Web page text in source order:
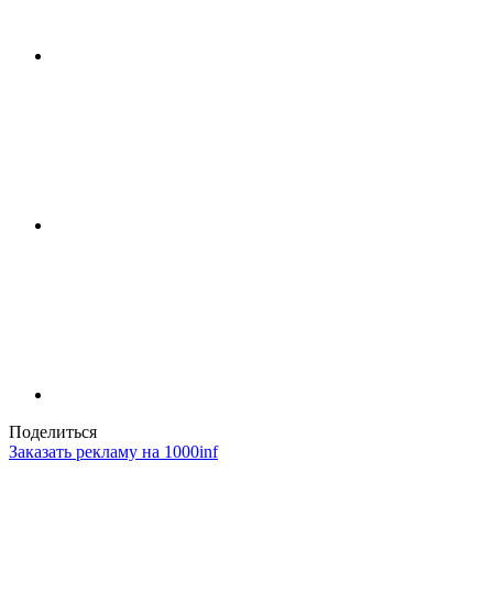
Поделиться
Заказать рекламу на 1000inf